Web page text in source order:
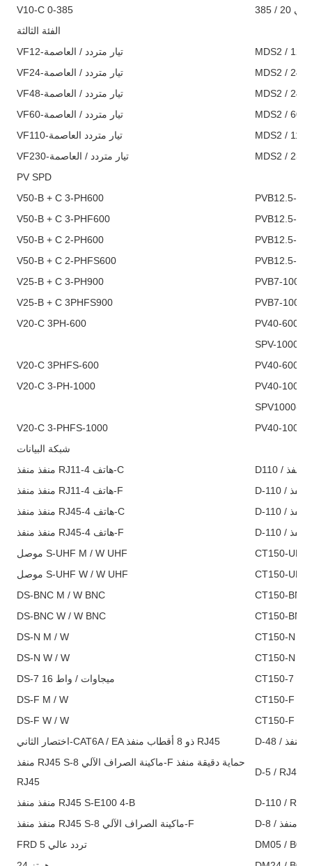
V10-C 0-385
20 / 385
الفئة الثالثة
VF12-تيار متردد / العاصمة
VF24-تيار متردد / العاصمة
VF48-تيار متردد / العاصمة
VF60-تيار متردد / العاصمة
VF110-تيار متردد العاصمة
VF230-تيار متردد / العاصمة
PV SPD
V50-B + C 3-PH600
V50-B + C 3-PHF600
V50-B + C 2-PH600
PVB12.5-
V50-B + C 2-PHFS600
PVB12.5-
V25-B + C 3-PH900
V25-B + C 3PHFS900
V20-C 3PH-600
V20-C 3PHFS-600
V20-C 3-PH-1000
V20-C 3-PHFS-1000
شبكة البيانات
منفذ منفذ RJ11-هاتف 4-C
منفذ منفذ RJ11-هاتف 4-F
منفذ منفذ RJ45-هاتف 4-C
منفذ منفذ RJ45-هاتف 4-F
موصل S-UHF M / W UHF
موصل S-UHF W / W UHF
CT150-UHF
DS-BNC M / W BNC
DS-BNC W / W BNC
CT150-BNC
DS-N M / W
DS-N W / W
CT150-N //
DS-7 16 ميجاوات / واط
CT150-7 /
DS-F M / W
DS-F W / W
CT150-F //
اختصار الثاني-CAT6A / EA ذو 8 أقطاب منفذ RJ45
منفذ RJ45 S-ماكينة الصراف الآلي 8-F حماية دقيقة منفذ
RJ45
D-5 / RJ45H
منفذ منفذ RJ45 S-E100 4-B
D-110 /
منفذ منفذ RJ45 S-ماكينة الصراف الآلي 8-F
FRD 5 تردد عالي
DM05 / B0